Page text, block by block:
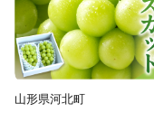
山形県河北町